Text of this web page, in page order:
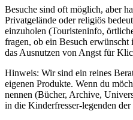
Besuche‍ sind oft möglich, aber
Privatgelände oder religiös
einzuholen‍ (Touristeninfo,⁣
fragen, ob ein Besuch erwünscht
das Ausnutzen ​von Angst​ für
Hinweis: ⁢Wir sind ein reines
eigenen Produkte. Wenn du
nennen (Bücher, Archive,⁤
in die ‌Kinderfresser-legenden